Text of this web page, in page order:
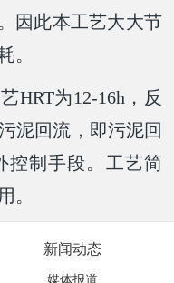
因此本工艺大大节
。
HRT为12-16h，反
泥回流，即污泥回
控制手段。工艺简
。
新闻动态
媒体报道